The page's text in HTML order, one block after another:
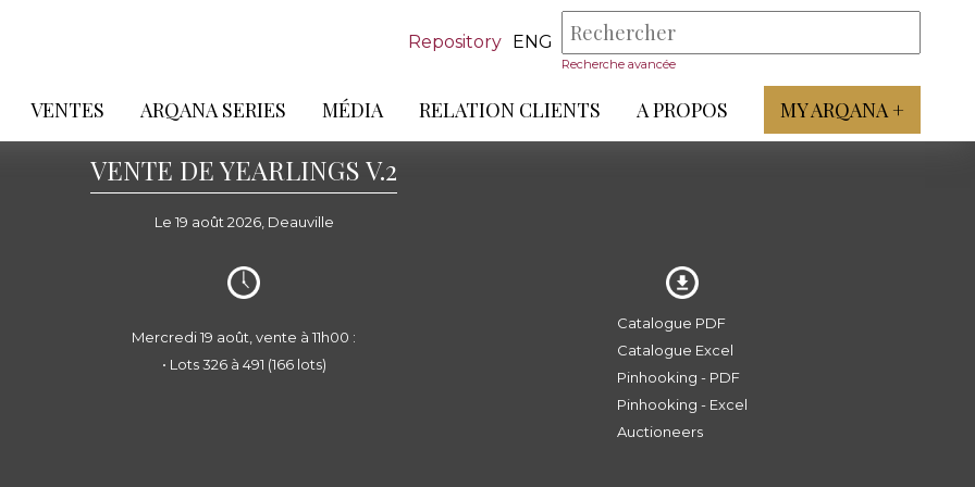
Repository ENG
Recherche avancée
VENTES ARQANA SERIES MÉDIA RELATION CLIENTS A PROPOS MY ARQANA +
VENTE DE YEARLINGS V.2
Le 19 août 2026, Deauville
Mercredi 19 août, vente à 11h00 :
• Lots 326 à 491 (166 lots)
Catalogue PDF
Catalogue Excel
Pinhooking - PDF
Pinhooking - Excel
Auctioneers